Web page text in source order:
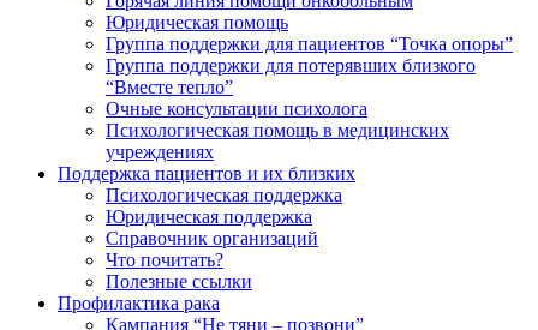
Юридическая помощь
Группа поддержки для пациентов “Точка опоры”
Группа поддержки для потерявших близкого
“Вместе тепло”
Очные консультации психолога
Психологическая помощь в медицинских
учреждениях
Поддержка пациентов и их близких
Психологическая поддержка
Юридическая поддержка
Справочник организаций
Что почитать?
Полезные ссылки
Профилактика рака
Кампания “Не тяни – позвони”